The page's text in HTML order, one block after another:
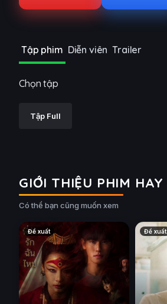
Tập phim Diễn viên Trailer
Chọn tập
Tập Full
GIỚI THIỆU PHIM HAY
Có thể bạn cũng muốn xem
Đề xuất Đề xuất